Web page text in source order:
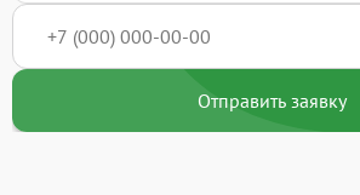
Отправить заявку